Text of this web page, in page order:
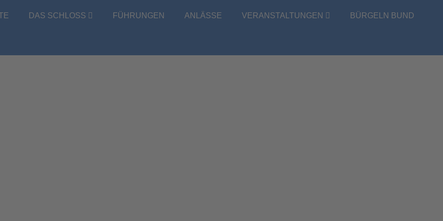
DAS SCHLOSS FÜHRUNGEN ANLÄSSE VERANSTALTUNGEN BÜRGELN BUND